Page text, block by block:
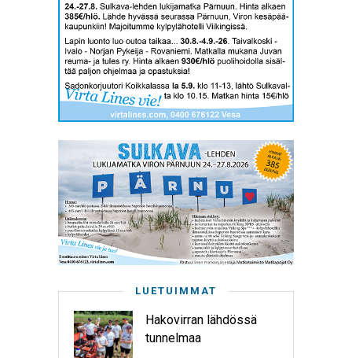
LUETUIMMAT
Hakovirran lähdössä
tunnelmaa